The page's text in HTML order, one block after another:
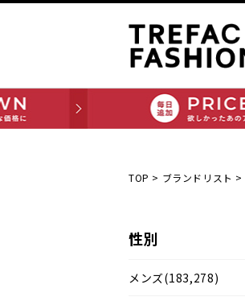
TOP > ブランドリスト >
性別
メンズ(183,278)